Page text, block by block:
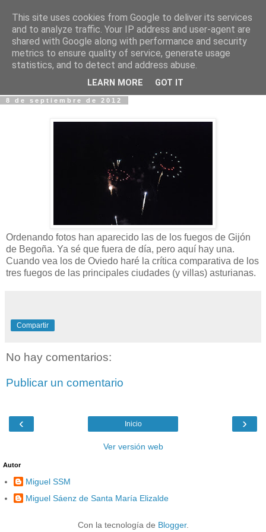
Fotos y Cosas
Miguel Sáenz de Santa María Elizalde
"Un blog es como un diario, pero sin candado".
8 de septiembre de 2012
Ordenando fotos han aparecido las de los fuegos de Gijón
de Begoña. Ya sé que fuera de día, pero aquí hay una.
Cuando vea los de Oviedo haré la crítica comparativa de los
tres fuegos de las principales ciudades (y villas) asturianas.
Compartir
No hay comentarios:
Publicar un comentario
‹ ›
Inicio
Ver versión web
Autor
Miguel SSM
Miguel Sáenz de Santa María Elizalde
Con la tecnología de Blogger.
This site uses cookies from Google to deliver its services
and to analyze traffic. Your IP address and user-agent are
shared with Google along with performance and security
metrics to ensure quality of service, generate usage
statistics, and to detect and address abuse.
LEARN MORE GOT IT